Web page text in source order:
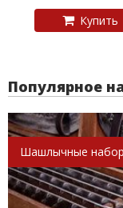
Купить
Популярное
Шашлычные